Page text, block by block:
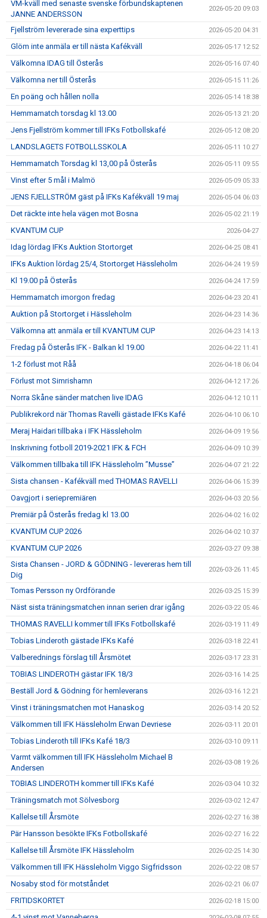
VM-kväll med senaste svenske förbundskaptenen
JANNE ANDERSSON
2026-05-20 09:03
Fjellström levererade sina experttips 2026-05-20 04:31
Glöm inte anmäla er till nästa Kafékväll 2026-05-17 12:52
Välkomna IDAG till Österås 2026-05-16 07:40
Välkomna ner till Österås 2026-05-15 11:26
En poäng och hållen nolla 2026-05-14 18:38
Hemmamatch torsdag kl 13.00 2026-05-13 21:20
Jens Fjellström kommer till IFKs Fotbollskafé 2026-05-12 08:20
LANDSLAGETS FOTBOLLSSKOLA 2026-05-11 10:27
Hemmamatch Torsdag kl 13,00 på Österås 2026-05-11 09:55
Vinst efter 5 mål i Malmö 2026-05-09 05:33
JENS FJELLSTRÖM gäst på IFKs Kafékväll 19 maj 2026-05-04 06:03
Det räckte inte hela vägen mot Bosna 2026-05-02 21:19
KVANTUM CUP 2026-04-27
Idag lördag IFKs Auktion Stortorget 2026-04-25 08:41
IFKs Auktion lördag 25/4, Stortorget Hässleholm 2026-04-24 19:59
Kl 19.00 på Österås 2026-04-24 17:59
Hemmamatch imorgon fredag 2026-04-23 20:41
Auktion på Stortorget i Hässleholm 2026-04-23 14:36
Välkomna att anmäla er till KVANTUM CUP 2026-04-23 14:13
Fredag på Österås IFK - Balkan kl 19.00 2026-04-22 11:41
1-2 förlust mot Råå 2026-04-18 06:04
Förlust mot Simrishamn 2026-04-12 17:26
Norra Skåne sänder matchen live IDAG 2026-04-12 10:11
Publikrekord när Thomas Ravelli gästade IFKs Kafé 2026-04-10 06:10
Meraj Haidari tillbaka i IFK Hässleholm 2026-04-09 19:56
Inskrivning fotboll 2019-2021 IFK & FCH 2026-04-09 10:39
Välkommen tillbaka till IFK Hässleholm ”Musse” 2026-04-07 21:22
Sista chansen - Kafékväll med THOMAS RAVELLI 2026-04-06 15:39
Oavgjort i seriepremiären 2026-04-03 20:56
Premiär på Österås fredag kl 13.00 2026-04-02 16:02
KVANTUM CUP 2026 2026-04-02 10:37
KVANTUM CUP 2026 2026-03-27 09:38
Sista Chansen - JORD & GÖDNING - levereras hem till
Dig
2026-03-26 11:45
Tomas Persson ny Ordförande 2026-03-25 15:39
Näst sista träningsmatchen innan serien drar igång 2026-03-22 05:46
THOMAS RAVELLI kommer till IFKs Fotbollskafé 2026-03-19 11:49
Tobias Linderoth gästade IFKs Kafé 2026-03-18 22:41
Valberednings förslag till Årsmötet 2026-03-17 23:31
TOBIAS LINDEROTH gästar IFK 18/3 2026-03-16 14:25
Beställ Jord & Gödning för hemleverans 2026-03-16 12:21
Vinst i träningsmatchen mot Hanaskog 2026-03-14 20:52
Välkommen till IFK Hässleholm Erwan Devriese 2026-03-11 20:01
Tobias Linderoth till IFKs Kafé 18/3 2026-03-10 09:11
Varmt välkommen till IFK Hässleholm Michael B
Andersen
2026-03-08 19:26
TOBIAS LINDEROTH kommer till IFKs Kafé 2026-03-04 10:32
Träningsmatch mot Sölvesborg 2026-03-02 12:47
Kallelse till Årsmöte 2026-02-27 16:38
Pär Hansson besökte IFKs Fotbollskafé 2026-02-27 16:22
Kallelse till Årsmöte IFK Hässleholm 2026-02-25 14:30
Välkommen till IFK Hässleholm Viggo Sigfridsson 2026-02-22 08:57
Nosaby stod för motståndet 2026-02-21 06:07
FRITIDSKORTET 2026-02-18 15:00